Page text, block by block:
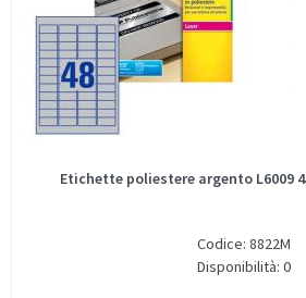
Etichette poliestere argento L6009
Codice: 8822M
Disponibilità: 0